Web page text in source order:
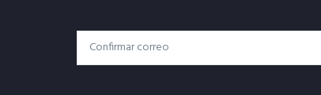
Correo
Electrónico
Correo Electrónico